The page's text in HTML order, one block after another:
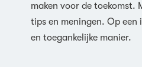
maken voor de toekomst.
tips en meningen. Op een
en toegankelijke manier.